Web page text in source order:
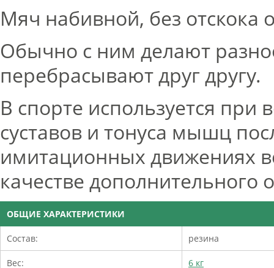
Мяч набивной, без отскока
Обычно с ним делают
перебрасывают друг другу.
В спорте используется при
суставов и тонуса мышц
имитационных движениях
качестве
ОБЩИЕ ХАРАКТЕРИСТИКИ
Состав: резина
Вес: 6 кг